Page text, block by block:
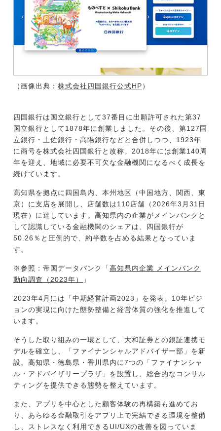
（画像出典： 株式会社四国銀行公式HP）
四国銀行は国立銀行として37番目に出願許可された第37
国立銀行として1878年に創業しました。その後、第127国
立銀行・土佐銀行・高陽銀行などと合併しつつ、1923年
に商号を株式会社四国銀行と改称。2018年には創業140周
年を迎え、地域に必要不可欠な金融機関になるべく成長を
続けています。
高知県を拠点に四国島内、本州地区（中国地方、関西、東
京）に支店を展開し、店舗数は110店舗（2026年3月31日
現在）に達しています。高知県内の企業がメインバンクと
して認識している金融機関のシェアは、四国銀行が
50.26％と圧倒的で、約半数を占める結果となっていま
す。
※参照：帝国データバンク「高知県内企業 メインバンク
動向調査（2023年）
」
2023年4月には「中期経営計画2023」を発表。10年ビジ
ョンの実現に向けた態勢整備と経営体質の強化を推進して
います。
そうした取り組みの一環として、大和証券との銀証連携モ
デルを確立し、「ファイナンシャルアドバイザー部」を新
設。高知県・徳島県・香川県内に7つの「ファイナンシャ
ル・アドバイザリープラザ」を設置し、総合的なコンサル
ティングを提供できる態勢を整えています。
また、アプリを中心とした顧客体験の再構築も進めてお
り、あらゆる金融取引をアプリ上で完結できる環境を整備
し、ストレスなく利用できるUI/UXの改善を図っていま